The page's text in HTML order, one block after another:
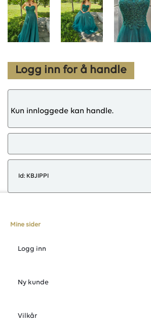
Logg inn for å handle
Kun innloggede kan handle.
Id: KBJIPPI
Mine sider
Logg inn
Ny kunde
Vilkår